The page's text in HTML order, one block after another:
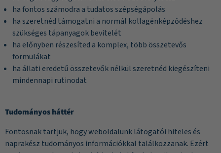
ha fontos számodra a tudatos szépségápolás
ha szeretnéd támogatni a normál kollagénképződéshez
szükséges tápanyagok bevitelét
ha előnyben részesíted a komplex, több összetevős
formulákat
ha állati eredetű összetevők nélkül szeretnéd kiegészíteni
mindennapi rutinodat
Tudományos háttér
Fontosnak tartjuk, hogy weboldalunk látogatói hiteles és
naprakész tudományos információkkal találkozzanak. Ezért